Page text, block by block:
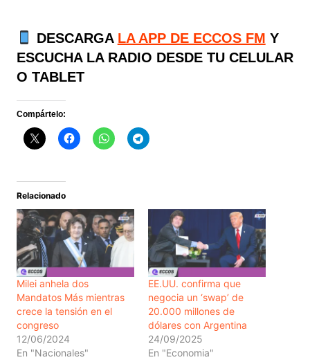
DESCARGA LA APP DE ECCOS FM Y
ESCUCHA LA RADIO DESDE TU CELULAR
O TABLET
Compártelo:
Relacionado
Milei anhela dos
Mandatos Más mientras
crece la tensión en el
congreso
12/06/2024
En "Nacionales"
EE.UU. confirma que
negocia un ‘swap’ de
20.000 millones de
dólares con Argentina
24/09/2025
En "Economia"